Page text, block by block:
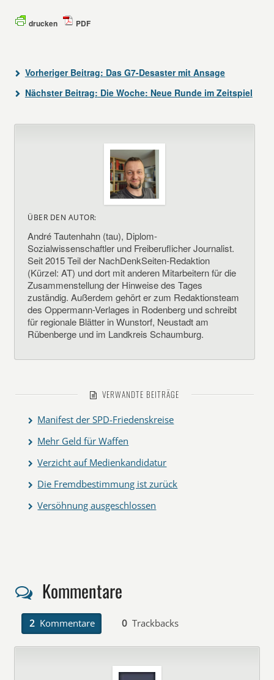
drucken PDF
Vorheriger Beitrag: Das G7-Desaster mit Ansage
Nächster Beitrag: Die Woche: Neue Runde im Zeitspiel
ÜBER DEN AUTOR:
André Tautenhahn (tau), Diplom-
Sozialwissenschaftler und Freiberuflicher Journalist.
Seit 2015 Teil der NachDenkSeiten-Redaktion
(Kürzel: AT) und dort mit anderen Mitarbeitern für die
Zusammenstellung der Hinweise des Tages
zuständig. Außerdem gehört er zum Redaktionsteam
des Oppermann-Verlages in Rodenberg und schreibt
für regionale Blätter in Wunstorf, Neustadt am
Rübenberge und im Landkreis Schaumburg.
VERWANDTE BEITRÄGE
Manifest der SPD-Friedenskreise
Mehr Geld für Waffen
Verzicht auf Medienkandidatur
Die Fremdbestimmung ist zurück
Versöhnung ausgeschlossen
Kommentare
2 Kommentare 0 Trackbacks